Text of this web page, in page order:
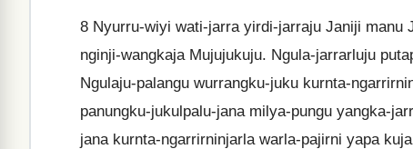
8 Nyurru-wiyi wati-jarra yirdi-jarraju Janiji manu
nginji-wangkaja Mujujukuju. Ngula-jarrarluju
Ngulaju-palangu wurrangku-juku kurnta-
panungku-jukulpalu-jana milya-pungu yangka-
jana kurnta-ngarrirninjarla warla-pajirni yapa